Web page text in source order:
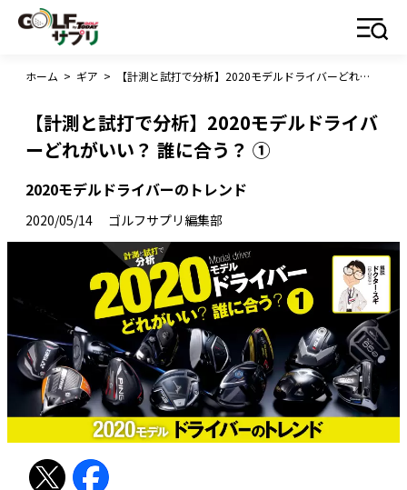
ホーム > ギア > 【計測と試打で分析】2020モデルドライバーどれがいい？ 誰に合う？ ①
【計測と試打で分析】2020モデルドライバ
ーどれがいい？ 誰に合う？ ①
2020モデルドライバーのトレンド
2020/05/14 ゴルフサプリ編集部